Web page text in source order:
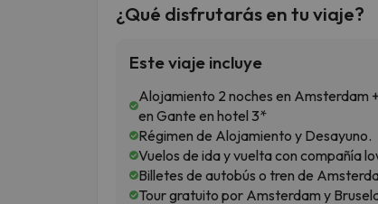
¿Qué disfrutarás en tu viaje?
Este viaje incluye
Alojamiento 2 noches en Amsterdam
en Gante en hotel 3*
Régimen de Alojamiento y Desayuno.
Vuelos de ida y vuelta con compañía
Billetes de autobús o tren de
Tour gratuito por Amsterdam y